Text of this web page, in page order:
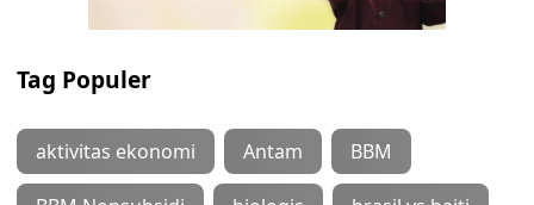
Tag Populer
aktivitas ekonomi Antam BBM